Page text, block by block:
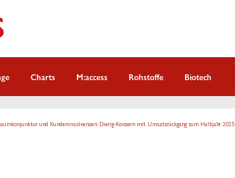
Charts M:access Rohstoffe Biotech
und Kundeninsolvenzen: Dierig-Konzern mit Umsatzrückgang zum Halbjahr 2025